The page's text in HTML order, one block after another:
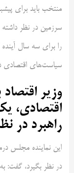
منتخب باید برای
سرزمین در نظر داشته
را برای سه سال
سیاست‌های اقتصادی
وزیر اقتصاد
اقتصادی،
راهبرد در
این نماینده مجلس
در نظر بگیرد، گفت: